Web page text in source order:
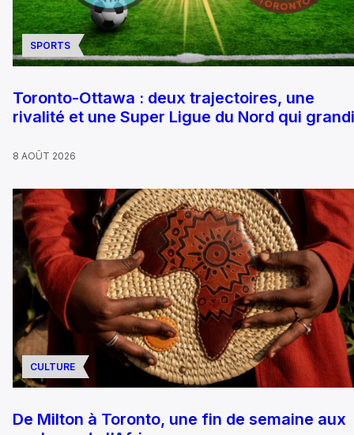
SPORTS
Toronto-Ottawa : deux trajectoires, une
rivalité et une Super Ligue du Nord qui
8 AOÛT 2026
CULTURE
De Milton à Toronto, une fin de semaine aux